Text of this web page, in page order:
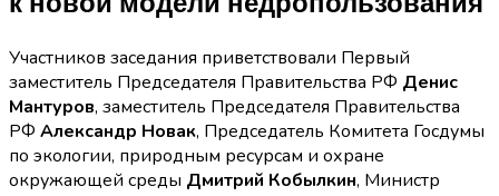
Участников заседания приветствовали Первый
заместитель Председателя Правительства РФ Денис
Мантуров, заместитель Председателя Правительства
РФ Александр Новак, Председатель Комитета Госдумы
по экологии, природным ресурсам и охране
окружающей среды Дмитрий Кобылкин, Министр